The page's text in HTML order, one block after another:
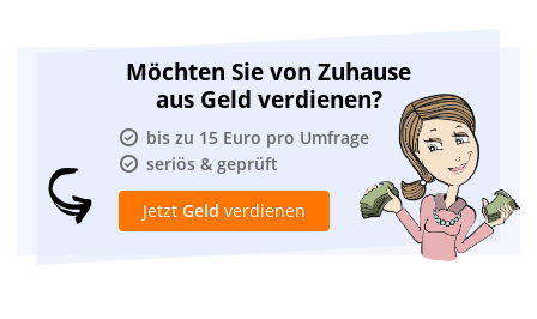
Möchten Sie von Zuhause
aus Geld verdienen?
bis zu 15 Euro pro Umfrage
seriös & geprüft
Jetzt Geld verdienen